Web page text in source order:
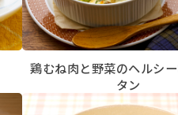
鶏むね肉と野菜のヘルシ
タン